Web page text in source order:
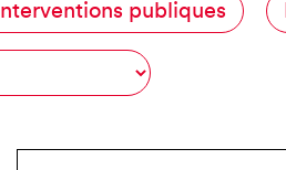
Interventions publiques